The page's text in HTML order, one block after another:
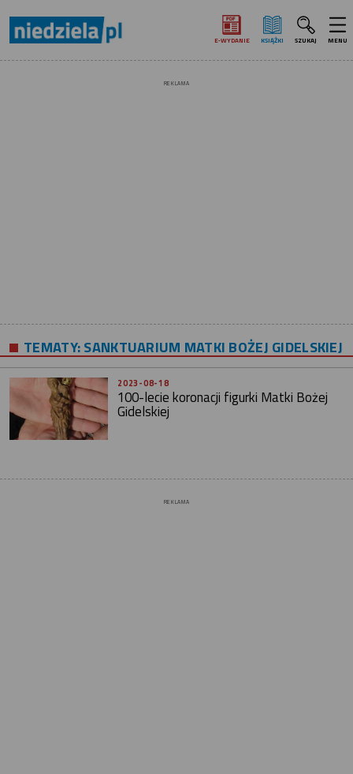
E‑WYDANIE KSIĄŻKI SZUKAJ MENU
REKLAMA
TEMATY:SANKTUARIUM MATKI BOŻEJ GIDELSKIEJ
2023-08-18
100-lecie koronacji figurki Matki Bożej
Gidelskiej
REKLAMA